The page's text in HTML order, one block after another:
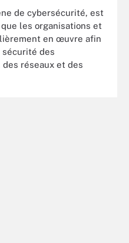
de cybersécurité, est
les organisations et
en œuvre afin
des
réseaux et des